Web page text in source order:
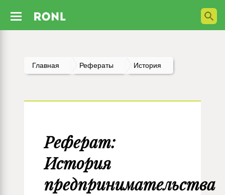
Главная Рефераты История
Реферат:
История
предпринимательства